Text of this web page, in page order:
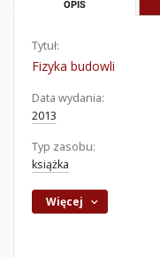
OPIS
Tytuł:
Fizyka budowli
Data wydania:
2013
Typ zasobu:
książka
Więcej